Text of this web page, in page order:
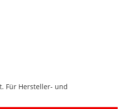
Für Hersteller- und